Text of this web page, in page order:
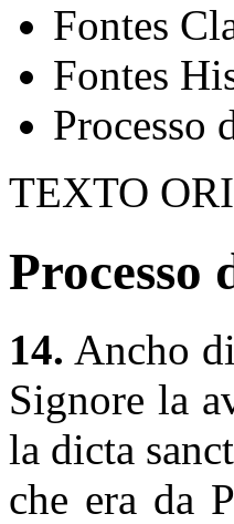
Fontes
Fontes
Processo
TEXTO
Processo
14. Ancho
Signore la
la dicta
che era da